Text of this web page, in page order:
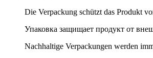
Die Verpackung schützt das Produkt
Упаковка защищает продукт от
Nachhaltige Verpackungen werden